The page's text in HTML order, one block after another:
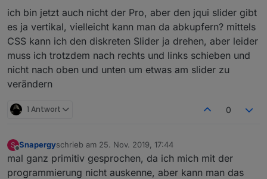
Würde ich gerne, aber die verwendete api
beinhaltet die vertikale Version nicht und ich
bekomme es leider nicht hin. Da brauch ich
unterstützung von den echten Pros, hatte ich
bereits zu beginn mal gefragt
https://forum.iobroker.net/topic/25374/neuer-vis-
adpater-material-design-widgets
ich bin jetzt auch nicht der Pro, aber den jqui slider gibt
es ja vertikal, vielleicht kann man da abkupfern? mittels
CSS kann ich den diskreten Slider ja drehen, aber leider
muss ich trotzdem nach rechts und links schieben und
nicht nach oben und unten um etwas am slider zu
verändern
1 Antwort 0
S
Offline
Snapergyschrieb am 25. Nov. 2019, 17:44
zuletzt editiert von
mal ganz primitiv gesprochen, da ich mich mit der
programmierung nicht auskenne, aber kann man das